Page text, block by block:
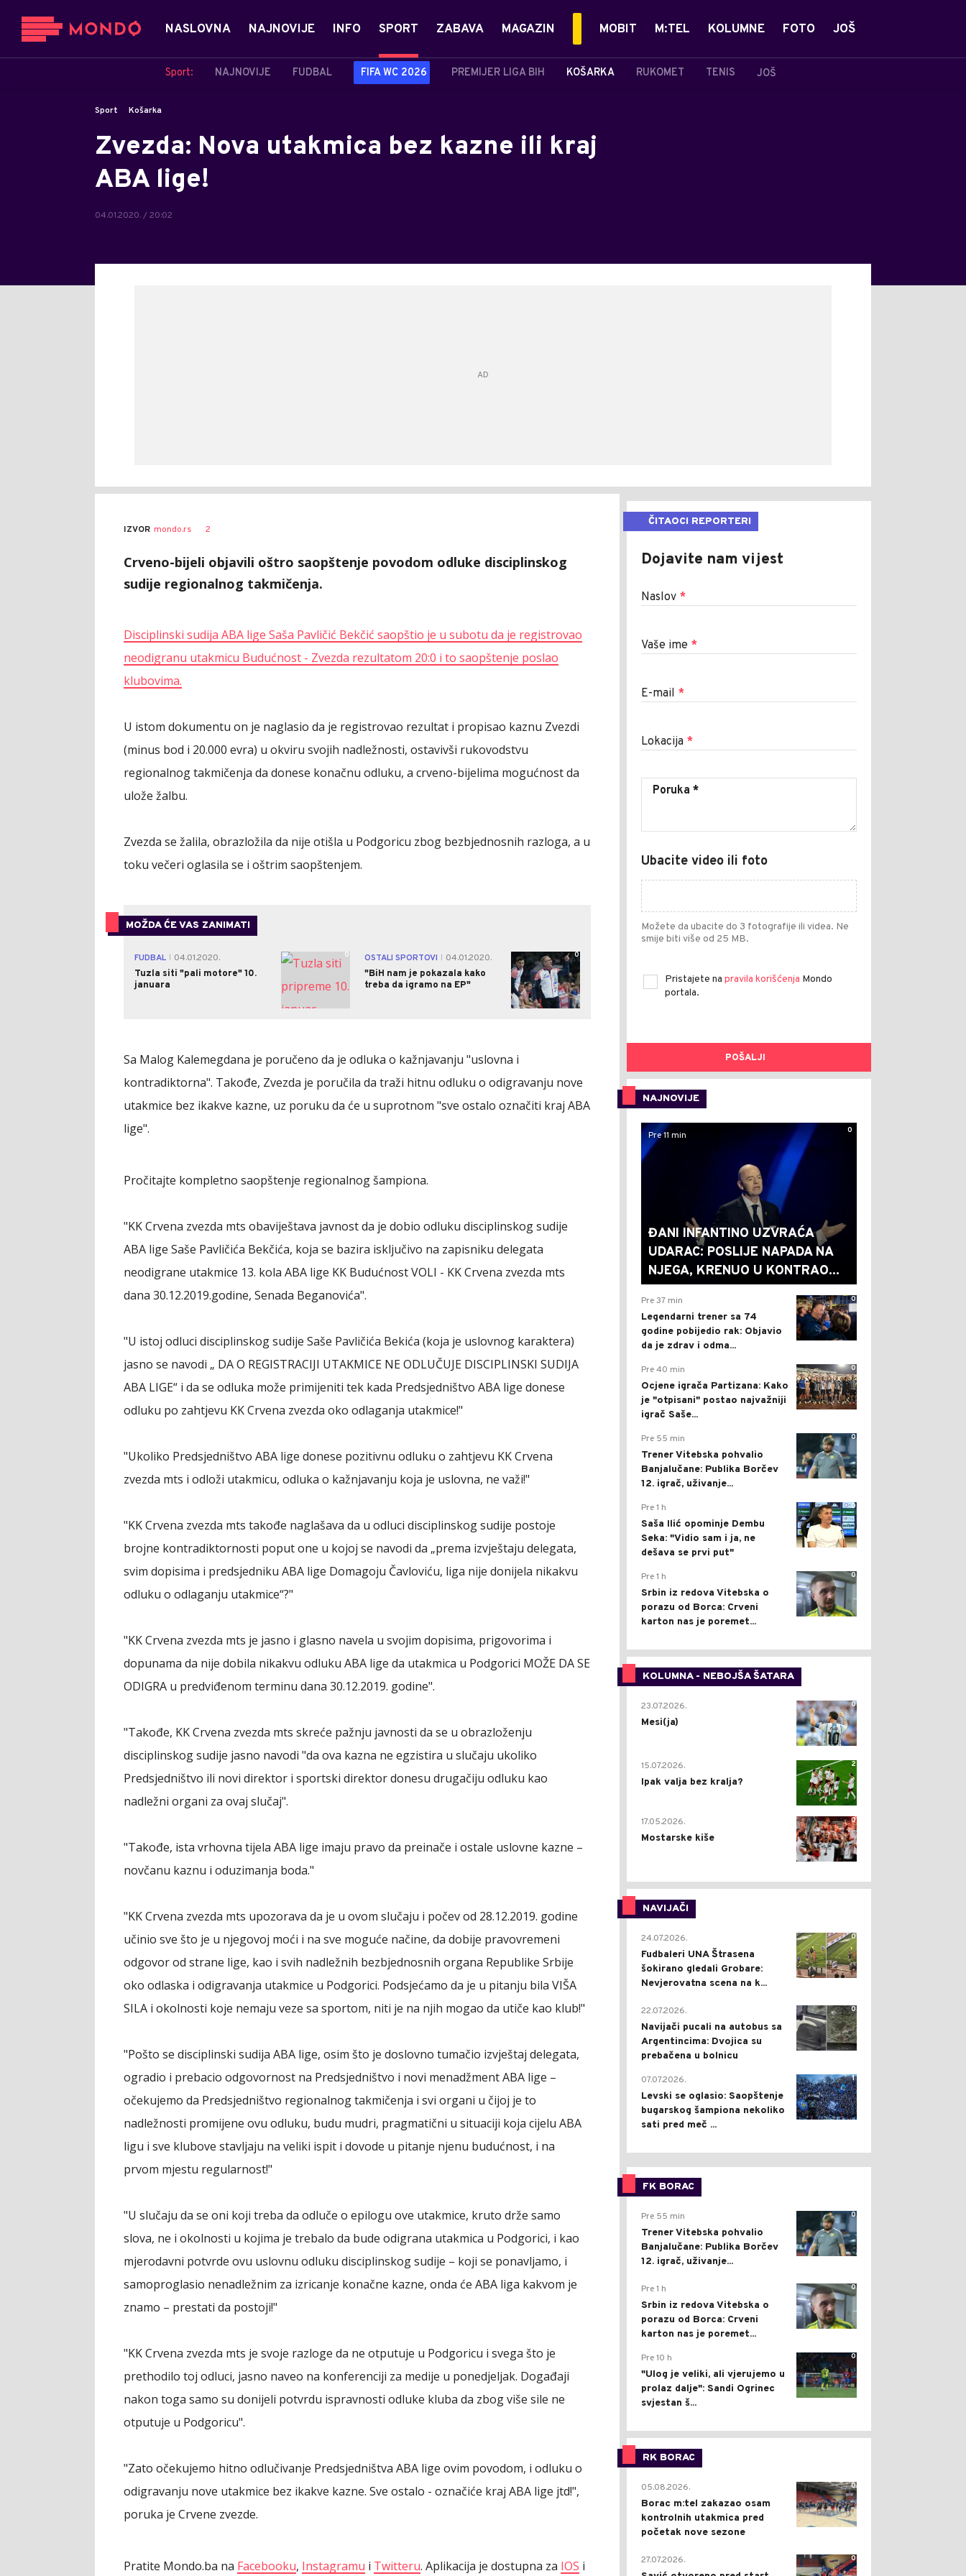
NASLOVNA NAJNOVIJE INFO SPORT
Sport: NAJNOVIJE FUDBAL FIFA WC 2026 PREMIJER LIGA BIH KOŠARKA RUKOMET TENIS JOŠ
ZABAVA MAGAZIN MOBIT M:TEL KOLUMNE FOTO JOŠ
Sport Košarka
Zvezda: Nova utakmica bez kazne ili kraj
ABA lige!
04.01.2020. / 20:02
IZVOR mondo.rs 2
Crveno-bijeli objavili oštro saopštenje povodom odluke disciplinskog
sudije regionalnog takmičenja.
Disciplinski sudija ABA lige Saša Pavličić Bekčić saopštio je u subotu da je registrovao
neodigranu utakmicu Budućnost - Zvezda rezultatom 20:0 i to saopštenje poslao
klubovima.
U istom dokumentu on je naglasio da je registrovao rezultat i propisao kaznu Zvezdi
(minus bod i 20.000 evra) u okviru svojih nadležnosti, ostavivši rukovodstvu
regionalnog takmičenja da donese konačnu odluku, a crveno-bijelima mogućnost da
ulože žalbu.
Zvezda se žalila, obrazložila da nije otišla u Podgoricu zbog bezbjednosnih razloga, a u
toku večeri oglasila se i oštrim saopštenjem.
MOŽDA ĆE VAS ZANIMATI
FUDBAL
04.01.2020.
Tuzla siti "pali motore" 10.
januara
0 OSTALI SPORTOVI
04.01.2020.
"BiH nam je pokazala kako
treba da igramo na EP"
0
Sa Malog Kalemegdana je poručeno da je odluka o kažnjavanju "uslovna i
kontradiktorna". Takođe, Zvezda je poručila da traži hitnu odluku o odigravanju nove
utakmice bez ikakve kazne, uz poruku da će u suprotnom "sve ostalo označiti kraj ABA
lige".
Pročitajte kompletno saopštenje regionalnog šampiona.
"KK Crvena zvezda mts obaviještava javnost da je dobio odluku disciplinskog sudije
ABA lige Saše Pavličića Bekčića, koja se bazira isključivo na zapisniku delegata
neodigrane utakmice 13. kola ABA lige KK Budućnost VOLI - KK Crvena zvezda mts
dana 30.12.2019.godine, Senada Beganovića".
"U istoj odluci disciplinskog sudije Saše Pavličića Bekića (koja je uslovnog karaktera)
jasno se navodi „ DA O REGISTRACIJI UTAKMICE NE ODLUČUJE DISCIPLINSKI SUDIJA
ABA LIGE“ i da se odluka može primijeniti tek kada Predsjedništvo ABA lige donese
odluku po zahtjevu KK Crvena zvezda oko odlaganja utakmice!"
"Ukoliko Predsjedništvo ABA lige donese pozitivnu odluku o zahtjevu KK Crvena
zvezda mts i odloži utakmicu, odluka o kažnjavanju koja je uslovna, ne važi!"
"KK Crvena zvezda mts takođe naglašava da u odluci disciplinskog sudije postoje
brojne kontradiktornosti poput one u kojoj se navodi da „prema izvještaju delegata,
svim dopisima i predsjedniku ABA lige Domagoju Čavloviću, liga nije donijela nikakvu
odluku o odlaganju utakmice“?"
"KK Crvena zvezda mts je jasno i glasno navela u svojim dopisima, prigovorima i
dopunama da nije dobila nikakvu odluku ABA lige da utakmica u Podgorici MOŽE DA SE
ODIGRA u predviđenom terminu dana 30.12.2019. godine".
"Takođe, KK Crvena zvezda mts skreće pažnju javnosti da se u obrazloženju
disciplinskog sudije jasno navodi "da ova kazna ne egzistira u slučaju ukoliko
Predsjedništvo ili novi direktor i sportski direktor donesu drugačiju odluku kao
nadležni organi za ovaj slučaj".
"Takođe, ista vrhovna tijela ABA lige imaju pravo da preinače i ostale uslovne kazne –
novčanu kaznu i oduzimanja boda."
"KK Crvena zvezda mts upozorava da je u ovom slučaju i počev od 28.12.2019. godine
učinio sve što je u njegovoj moći i na sve moguće načine, da dobije pravovremeni
odgovor od strane lige, kao i svih nadležnih bezbjednosnih organa Republike Srbije
oko odlaska i odigravanja utakmice u Podgorici. Podsjećamo da je u pitanju bila VIŠA
SILA i okolnosti koje nemaju veze sa sportom, niti je na njih mogao da utiče kao klub!"
"Pošto se disciplinski sudija ABA lige, osim što je doslovno tumačio izvještaj delegata,
ogradio i prebacio odgovornost na Predsjedništvo i novi menadžment ABA lige –
očekujemo da Predsjedništvo regionalnog takmičenja i svi organi u čijoj je to
nadležnosti promijene ovu odluku, budu mudri, pragmatični u situaciji koja cijelu ABA
ligu i sve klubove stavljaju na veliki ispit i dovode u pitanje njenu budućnost, i na
prvom mjestu regularnost!"
"U slučaju da se oni koji treba da odluče o epilogu ove utakmice, kruto drže samo
slova, ne i okolnosti u kojima je trebalo da bude odigrana utakmica u Podgorici, i kao
mjerodavni potvrde ovu uslovnu odluku disciplinskog sudije – koji se ponavljamo, i
samoproglasio nenadležnim za izricanje konačne kazne, onda će ABA liga kakvom je
znamo – prestati da postoji!"
"KK Crvena zvezda mts je svoje razloge da ne otputuje u Podgoricu i svega što je
prethodilo toj odluci, jasno naveo na konferenciji za medije u ponedjeljak. Događaji
nakon toga samo su donijeli potvrdu ispravnosti odluke kluba da zbog više sile ne
otputuje u Podgoricu".
"Zato očekujemo hitno odlučivanje Predsjedništva ABA lige ovim povodom, i odluku o
odigravanju nove utakmice bez ikakve kazne. Sve ostalo - označiće kraj ABA lige jtd!",
poruka je Crvene zvezde.
Pratite Mondo.ba na Facebooku, Instagramu i Twitteru. Aplikacija je dostupna za IOS i
ČITAOCI REPORTERI
Dojavite nam vijest
Naslov *
Vaše ime *
E-mail *
Lokacija *
Ubacite video ili foto
Možete da ubacite do 3 fotografije ili videa. Ne
smije biti više od 25 MB.
Pristajete na pravila korišćenja Mondo
portala.
POŠALJI
NAJNOVIJE
0
Pre 11 min
ĐANI INFANTINO UZVRAĆA
UDARAC: POSLIJE NAPADA NA
NJEGA, KRENUO U KONTRAO...
0
Pre 37 min
Legendarni trener sa 74
godine pobijedio rak: Objavio
da je zdrav i odma...
0
Pre 40 min
Ocjene igrača Partizana: Kako
je "otpisani" postao najvažniji
igrač Saše...
0
Pre 55 min
Trener Vitebska pohvalio
Banjalučane: Publika Borčev
12. igrač, uživanje...
0
Pre 1 h
Saša Ilić opominje Dembu
Seka: "Vidio sam i ja, ne
dešava se prvi put"
0
Pre 1 h
Srbin iz redova Vitebska o
porazu od Borca: Crveni
karton nas je poremet...
KOLUMNA - NEBOJŠA ŠATARA
0
23.07.2026.
Mesi(ja)
2
15.07.2026.
Ipak valja bez kralja?
0
17.05.2026.
Mostarske kiše
NAVIJAČI
0
24.07.2026.
Fudbaleri UNA Štrasena
šokirano gledali Grobare:
Nevjerovatna scena na k...
0
22.07.2026.
Navijači pucali na autobus sa
Argentincima: Dvojica su
prebačena u bolnicu
1
07.07.2026.
Levski se oglasio: Saopštenje
bugarskog šampiona nekoliko
sati pred meč ...
FK BORAC
0
Pre 55 min
Trener Vitebska pohvalio
Banjalučane: Publika Borčev
12. igrač, uživanje...
0
Pre 1 h
Srbin iz redova Vitebska o
porazu od Borca: Crveni
karton nas je poremet...
0
Pre 10 h
"Ulog je veliki, ali vjerujemo u
prolaz dalje": Sandi Ogrinec
svjestan š...
RK BORAC
0
05.08.2026.
Borac m:tel zakazao osam
kontrolnih utakmica pred
početak nove sezone
0
27.07.2026.